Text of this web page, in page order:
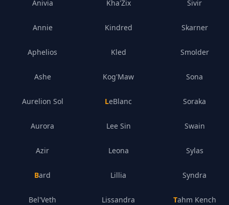
Anivia
Annie
Aphelios
Ashe
Aurelion Sol
Aurora
Azir
Bard
Bel'Veth
Kha'Zix
Kindred
Kled
Kog'Maw
LeBlanc
Lee Sin
Leona
Lillia
Lissandra
Sivir
Skarner
Smolder
Sona
Soraka
Swain
Sylas
Syndra
Tahm Kench